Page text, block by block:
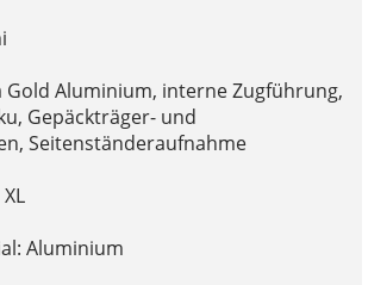
Gold Aluminium, interne Zugführung,
Gepäckträger- und
Seitenständeraufnahme
Aluminium